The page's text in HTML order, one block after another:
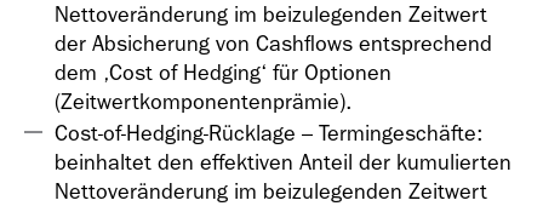
Nettoveränderung im beizulegenden Zeitwert
der Absicherung von Cashflows entsprechend
dem ‚Cost of Hedging‘ für Optionen
(Zeitwertkomponentenprämie).
Cost-of-Hedging-Rücklage – Termingeschäfte:
beinhaltet den effektiven Anteil der kumulierten
Nettoveränderung im beizulegenden Zeitwert